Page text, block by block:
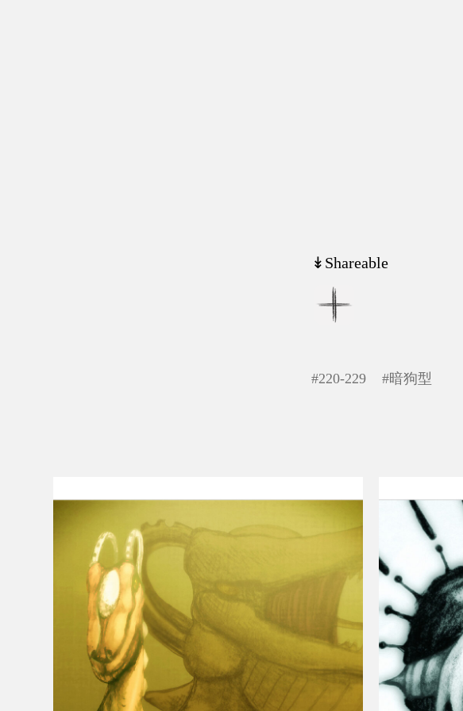
↡Shareable
#220-229 #暗狗型